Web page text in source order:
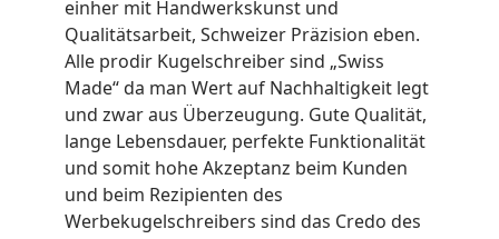
einher mit Handwerkskunst und
Qualitätsarbeit, Schweizer Präzision eben.
Alle prodir Kugelschreiber sind „Swiss
Made“ da man Wert auf Nachhaltigkeit legt
und zwar aus Überzeugung. Gute Qualität,
lange Lebensdauer, perfekte Funktionalität
und somit hohe Akzeptanz beim Kunden
und beim Rezipienten des
Werbekugelschreibers sind das Credo des